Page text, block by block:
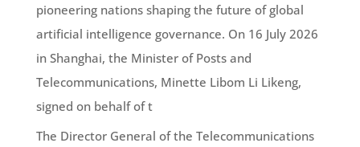
pioneering nations shaping the future of global
artificial intelligence governance. On 16 July 2026
in Shanghai, the Minister of Posts and
Telecommunications, Minette Libom Li Likeng,
signed on behalf of t
The Director General of the Telecommunications